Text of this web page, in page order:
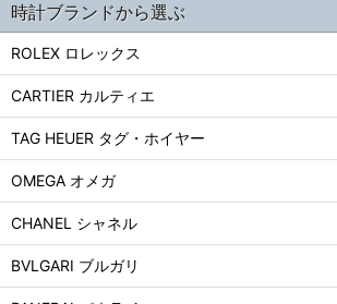
時計ブランドから選ぶ
ROLEX ロレックス
CARTIER カルティエ
TAG HEUER タグ・ホイヤー
OMEGA オメガ
CHANEL シャネル
BVLGARI ブルガリ